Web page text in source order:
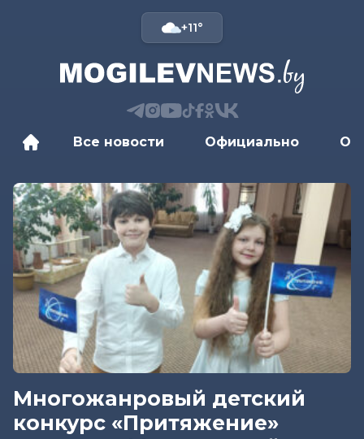
+11°
Все новости Официально
Многожанровый детский
конкурс «Притяжение»